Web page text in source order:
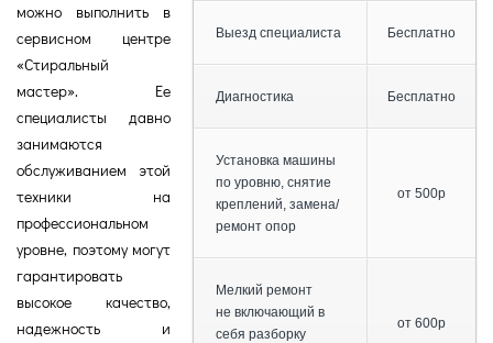
Выезд специалиста Бесплатно
Диагностика Бесплатно
Установка машины
по уровню, снятие
креплений, замена/
ремонт опор
от 500р
Мелкий ремонт
не включающий в
себя разборку
от 600р
можно выполнить в
сервисном центре
«Стиральный
мастер». Ее
специалисты давно
занимаются
обслуживанием этой
техники на
профессиональном
уровне, поэтому могут
гарантировать
высокое качество,
надежность и